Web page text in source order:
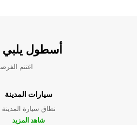
أسطول يلبي
اغتنم
سيارات المدينة
نطاق سيارة المدينة
شاهد المزيد